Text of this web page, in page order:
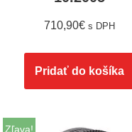
710,90€ s DPH
Pridať do košíka
Zľava!